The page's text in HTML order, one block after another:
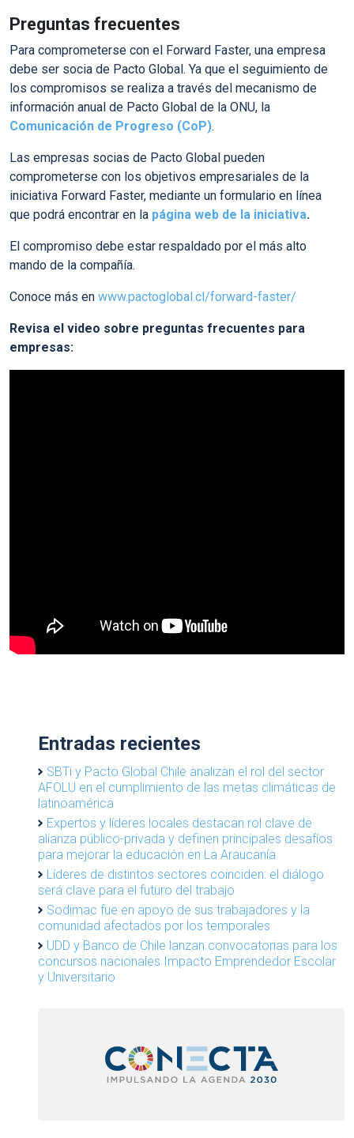
Preguntas frecuentes
Para comprometerse con el Forward Faster, una empresa
debe ser socia de Pacto Global. Ya que el seguimiento de
los compromisos se realiza a través del mecanismo de
información anual de Pacto Global de la ONU, la
Comunicación de Progreso (CoP).
Las empresas socias de Pacto Global pueden
comprometerse con los objetivos empresariales de la
iniciativa Forward Faster, mediante un formulario en línea
que podrá encontrar en la página web de la iniciativa.
El compromiso debe estar respaldado por el más alto
mando de la compañía.
Conoce más en www.pactoglobal.cl/forward-faster/
Revisa el video sobre preguntas frecuentes para
empresas:
Entradas recientes
SBTi y Pacto Global Chile analizan el rol del sector
AFOLU en el cumplimiento de las metas climáticas de
latinoamérica
Expertos y líderes locales destacan rol clave de
alianza público-privada y definen principales desafíos
para mejorar la educación en La Araucanía
Líderes de distintos sectores coinciden: el diálogo
será clave para el futuro del trabajo
Sodimac fue en apoyo de sus trabajadores y la
comunidad afectados por los temporales
UDD y Banco de Chile lanzan convocatorias para los
concursos nacionales Impacto Emprendedor Escolar
y Universitario